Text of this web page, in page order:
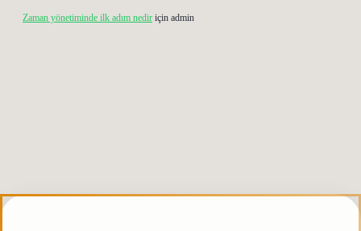
Zaman yönetiminde ilk adım nedir için admin
girişelexbett.nettulipbetgiris.org